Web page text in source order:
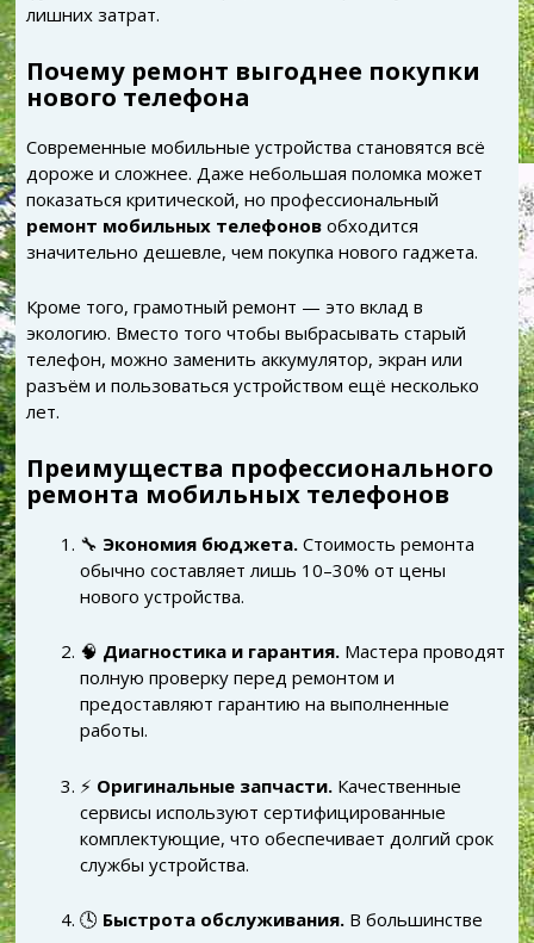
лишних затрат.
Почему ремонт выгоднее покупки
нового телефона
Современные мобильные устройства становятся всё
дороже и сложнее. Даже небольшая поломка может
показаться критической, но профессиональный
ремонт мобильных телефоновобходится
значительно дешевле, чем покупка нового гаджета.
Кроме того, грамотный ремонт — это вклад в
экологию. Вместо того чтобы выбрасывать старый
телефон, можно заменить аккумулятор, экран или
разъём и пользоваться устройством ещё несколько
лет.
Преимущества профессионального
ремонта мобильных телефонов
🔧 Экономия бюджета.Стоимость ремонта
обычно составляет лишь 10–30% от цены
нового устройства.
🧠 Диагностика и гарантия.Мастера проводят
полную проверку перед ремонтом и
предоставляют гарантию на выполненные
работы.
⚡ Оригинальные запчасти.Качественные
сервисы используют сертифицированные
комплектующие, что обеспечивает долгий срок
службы устройства.
🕓 Быстрота обслуживания.В большинстве